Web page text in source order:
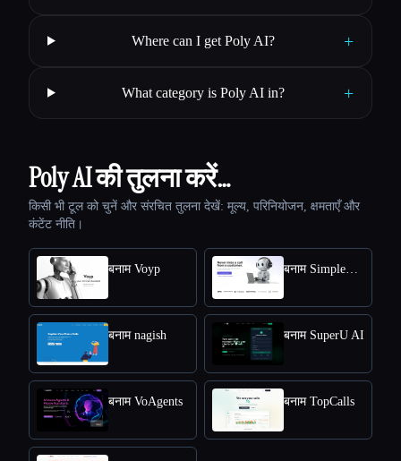
Where can I get Poly AI? +
What category is Poly AI in? +
Poly AI की तुलना करें…
किसी भी टूल को चुनें और संरचित तुलना देखें: मूल्य, परिनियोजन, क्षमताएँ और
कंटेंट नीति।
बनाम Voyp
बनाम nagish बनाम SuperU AI
बनाम VoAgents बनाम TopCalls